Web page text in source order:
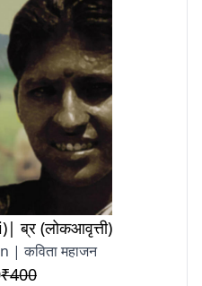
ब्र (लोकआवृत्ती)
| कविता महाजन
₹400